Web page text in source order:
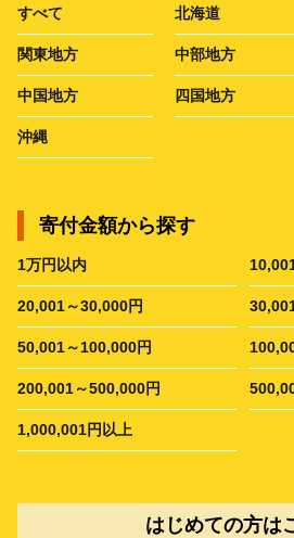
すべて 北海道
関東地方 中部地方
中国地方 四国地方
沖縄
寄付金額から探す
1万円以内
20,001～30,000円
50,001～100,000円
200,001～500,000円
1,000,001円以上
はじめての方は